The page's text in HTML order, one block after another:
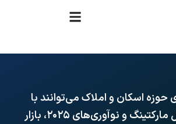
حوزه اسکان و املاک می‌توانند با
استفاده از دیجیتال مارکتینگ و نوآوری‌های ۲۰۲۵، بازار